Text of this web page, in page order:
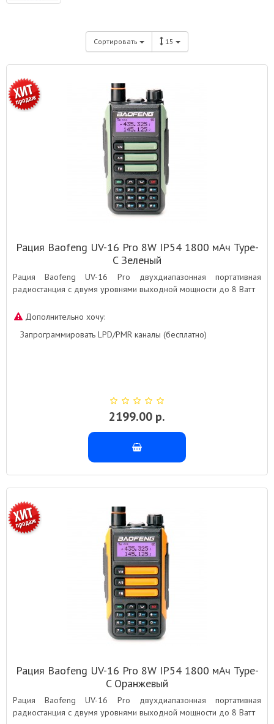
Сортировать 15
Рация Baofeng UV-16 Pro 8W IP54 1800 мАч Type-
C Зеленый
Рация Baofeng UV-16 Pro двухдиапазонная портативная
радиостанция с двумя уровнями выходной мощности до 8 Ватт
Дополнительно хочу:
Запрограммировать LPD/PMR каналы (бесплатно)
2199.00 р.
Рация Baofeng UV-16 Pro 8W IP54 1800 мАч Type-
C Оранжевый
Рация Baofeng UV-16 Pro двухдиапазонная портативная
радиостанция с двумя уровнями выходной мощности до 8 Ватт